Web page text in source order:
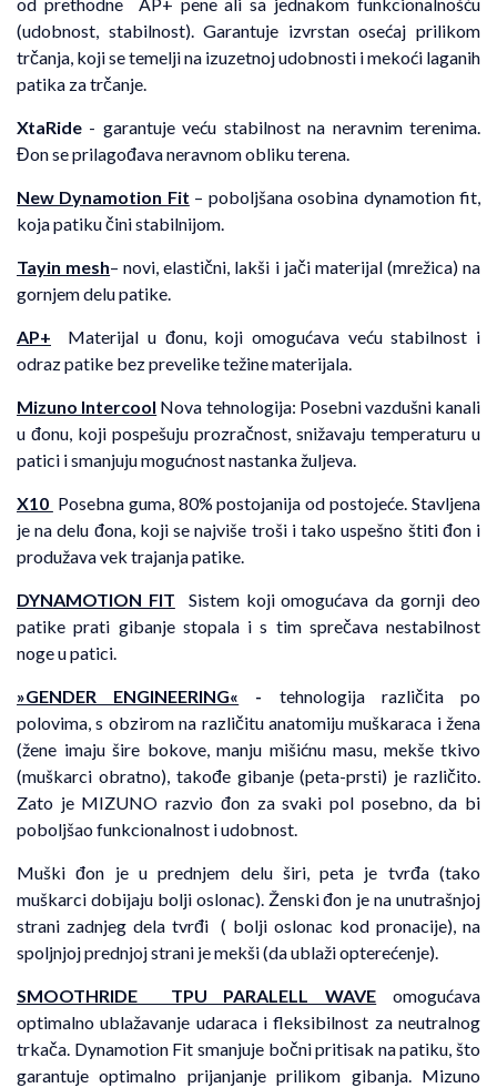
(udobnost, stabilnost). Garantuje izvrstan osećaj prilikom
trčanja, koji se temelji na izuzetnoj udobnosti i mekoći laganih
patika za trčanje.
XtaRide - garantuje veću stabilnost na neravnim terenima.
Đon se prilagođava neravnom obliku terena.
New Dynamotion Fit – poboljšana osobina dynamotion fit,
koja patiku čini stabilnijom.
Tayin mesh– novi, elastični, lakši i jači materijal (mrežica) na
gornjem delu patike.
AP+ Materijal u đonu, koji omogućava veću stabilnost i
odraz patike bez prevelike težine materijala.
Mizuno Intercool Nova tehnologija: Posebni vazdušni kanali
u đonu, koji pospešuju prozračnost, snižavaju temperaturu u
patici i smanjuju mogućnost nastanka žuljeva.
X10 Posebna guma, 80% postojanija od postojeće. Stavljena
je na delu đona, koji se najviše troši i tako uspešno štiti đon i
produžava vek trajanja patike.
DYNAMOTION FIT Sistem koji omogućava da gornji deo
patike prati gibanje stopala i s tim sprečava nestabilnost
noge u patici.
»GENDER ENGINEERING« - tehnologija različita po
polovima, s obzirom na različitu anatomiju muškaraca i žena
(žene imaju šire bokove, manju mišićnu masu, mekše tkivo
(muškarci obratno), takođe gibanje (peta-prsti) je različito.
Zato je MIZUNO razvio đon za svaki pol posebno, da bi
poboljšao funkcionalnost i udobnost.
Muški đon je u prednjem delu širi, peta je tvrđa (tako
muškarci dobijaju bolji oslonac). Ženski đon je na unutrašnjoj
strani zadnjeg dela tvrđi ( bolji oslonac kod pronacije), na
spoljnjoj prednjoj strani je mekši (da ublaži opterećenje).
SMOOTHRIDE TPU PARALELL WAVE omogućava
optimalno ublažavanje udaraca i fleksibilnost za neutralnog
trkača. Dynamotion Fit smanjuje bočni pritisak na patiku, što
garantuje optimalno prijanjanje prilikom gibanja. Mizuno